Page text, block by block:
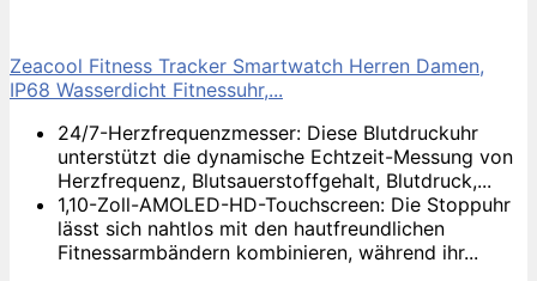
Zeacool Fitness Tracker Smartwatch Herren Damen,
IP68 Wasserdicht Fitnessuhr,...
24/7-Herzfrequenzmesser: Diese Blutdruckuhr
unterstützt die dynamische Echtzeit-Messung von
Herzfrequenz, Blutsauerstoffgehalt, Blutdruck,...
1,10-Zoll-AMOLED-HD-Touchscreen: Die Stoppuhr
lässt sich nahtlos mit den hautfreundlichen
Fitnessarmbändern kombinieren, während ihr...